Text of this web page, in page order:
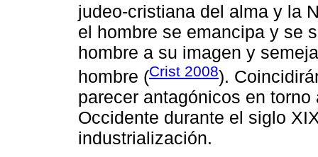
judeo-cristiana del alma y la
el hombre se emancipa y se
hombre a su imagen y
hombre (Crist 2008).
parecer antagónicos en
Occidente durante el siglo
industrialización.